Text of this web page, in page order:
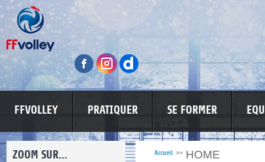
FFVOLLEY PRATIQUER SE FORMER
ZOOM SUR... Accueil >> HOME